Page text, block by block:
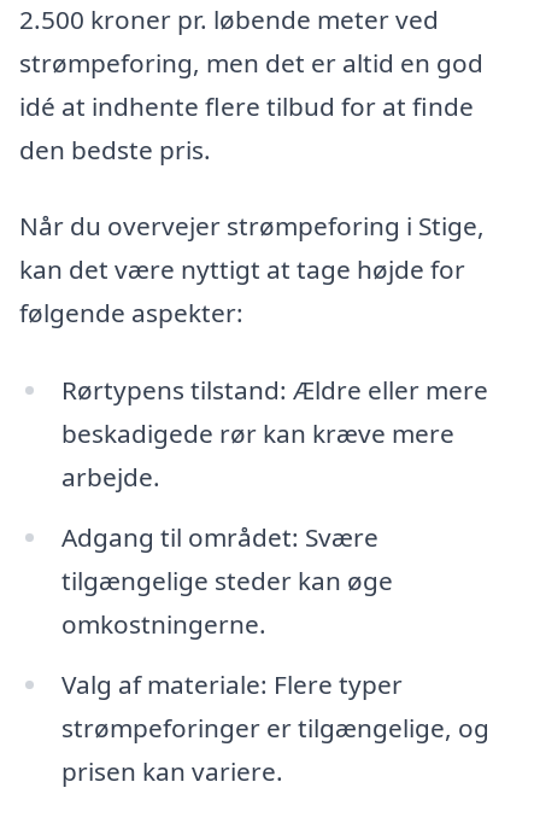
2.500 kroner pr. løbende meter ved
strømpeforing, men det er altid en god
idé at indhente flere tilbud for at finde
den bedste pris.
Når du overvejer strømpeforing i Stige,
kan det være nyttigt at tage højde for
følgende aspekter:
Rørtypens tilstand: Ældre eller mere
beskadigede rør kan kræve mere
arbejde.
Adgang til området: Svære
tilgængelige steder kan øge
omkostningerne.
Valg af materiale: Flere typer
strømpeforinger er tilgængelige, og
prisen kan variere.